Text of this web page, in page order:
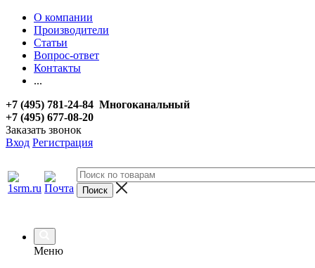
О компании
Производители
Статьи
Вопрос-ответ
Контакты
...
+7 (495) 781-24-84 Многоканальный
+7 (495) 677-08-20
Заказать звонок
Вход Регистрация
Меню